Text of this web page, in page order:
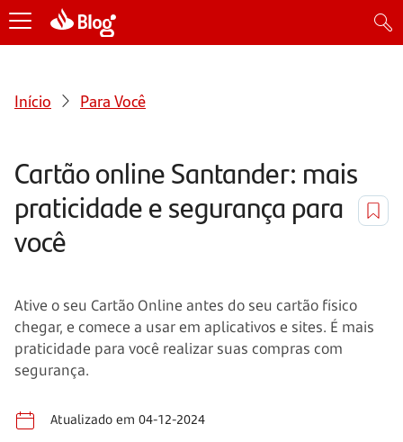
Início Para Você
Cartão online Santander: mais
praticidade e segurança para
você
Ative o seu Cartão Online antes do seu cartão físico
chegar, e comece a usar em aplicativos e sites. É mais
praticidade para você realizar suas compras com
segurança.
Atualizado em 04-12-2024